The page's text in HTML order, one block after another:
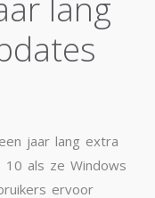
jaar lang extra
10 als ze Windows
ervoor